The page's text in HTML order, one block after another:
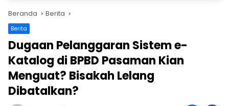
Beranda Berita
Berita
Dugaan Pelanggaran Sistem e-
Katalog di BPBD Pasaman Kian
Menguat? Bisakah Lelang
Dibatalkan?